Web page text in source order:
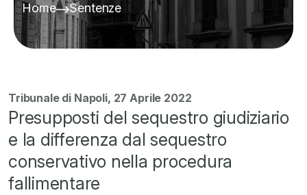
Home Sentenze
Tribunale di Napoli, 27 Aprile 2022
Presupposti del sequestro giudiziario
e la differenza dal sequestro
conservativo nella procedura
fallimentare